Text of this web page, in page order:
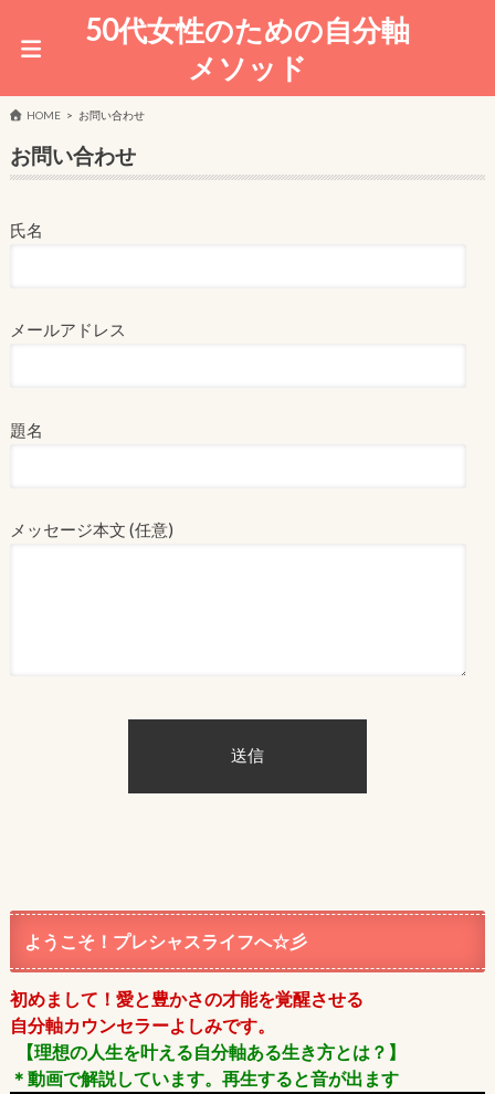
50代女性のための自分軸
メソッド
HOME お問い合わせ
お問い合わせ
氏名
メールアドレス
題名
メッセージ本文 (任意)
ようこそ！プレシャスライフへ☆彡
初めまして！愛と豊かさの才能を覚醒させる
自分軸カウンセラーよしみです。
【理想の人生を叶える自分軸ある生き方とは？】
＊動画で解説しています。再生すると音が出ます